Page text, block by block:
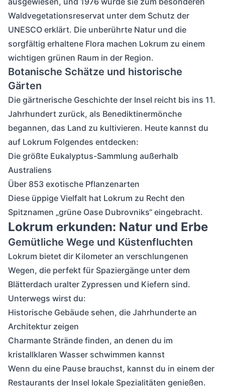
Waldvegetationsreservat unter dem Schutz der
UNESCO erklärt. Die unberührte Natur und die
sorgfältig erhaltene Flora machen Lokrum zu einem
wichtigen grünen Raum in der Region.
Botanische Schätze und historische
Gärten
Die gärtnerische Geschichte der Insel reicht bis ins 11.
Jahrhundert zurück, als Benediktinermönche
begannen, das Land zu kultivieren. Heute kannst du
auf Lokrum Folgendes entdecken:
Die größte Eukalyptus-Sammlung außerhalb
Australiens
Über 853 exotische Pflanzenarten
Diese üppige Vielfalt hat Lokrum zu Recht den
Spitznamen „grüne Oase Dubrovniks“ eingebracht.
Lokrum erkunden: Natur und Erbe
Gemütliche Wege und Küstenfluchten
Lokrum bietet dir Kilometer an verschlungenen
Wegen, die perfekt für Spaziergänge unter dem
Blätterdach uralter Zypressen und Kiefern sind.
Unterwegs wirst du:
Historische Gebäude sehen, die Jahrhunderte an
Architektur zeigen
Charmante Strände finden, an denen du im
kristallklaren Wasser schwimmen kannst
Wenn du eine Pause brauchst, kannst du in einem der
Restaurants der Insel lokale Spezialitäten genießen.